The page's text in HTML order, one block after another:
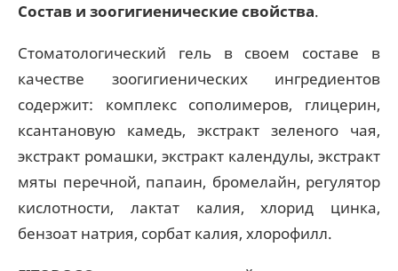
Состав и зоогигиенические свойства.
Стоматологический гель в своем составе в
качестве зоогигиенических ингредиентов
содержит: комплекс сополимеров, глицерин,
ксантановую камедь, экстракт зеленого чая,
экстракт ромашки, экстракт календулы, экстракт
мяты перечной, папаин, бромелайн, регулятор
кислотности, лактат калия, хлорид цинка,
бензоат натрия, сорбат калия, хлорофилл.